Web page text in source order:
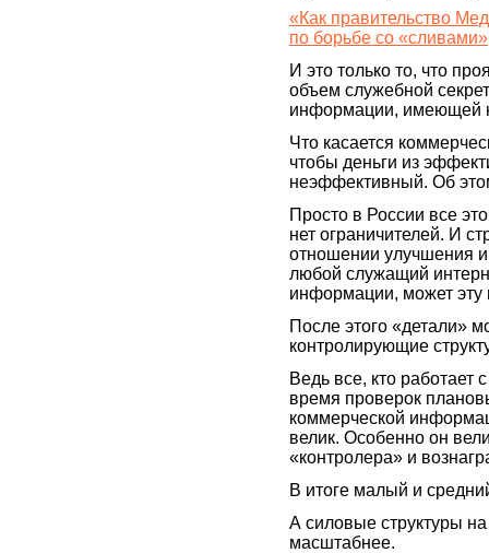
«Как правительство
по борьбе со «сливами»
И это только то, что
объем служебной
информации, имеющей
Что касается
чтобы деньги из
неэффективный. Об
Просто в России все
нет ограничителей. И
отношении улучшения
любой служащий
информации, может эту
После этого «детали»
контролирующие
Ведь все, кто работает
время проверок
коммерческой
велик. Особенно он
«контролера» и
В итоге малый и
А силовые структуры
масштабнее.